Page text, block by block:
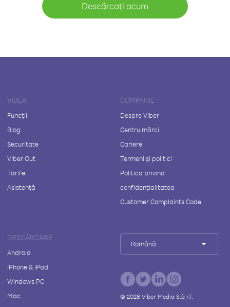
Descărcați acum
VIBER
Funcții
Blog
Securitate
Viber Out
Tarife
Asistență
COMPANIE
Despre Viber
Centru mărci
Cariere
Termeni și politici
Politica privind
confidențialitatea
Customer Complaints Code
DESCĂRCARE
Android
iPhone & iPad
Windows PC
Mac
Română
© 2026Viber Media S.à r.l.